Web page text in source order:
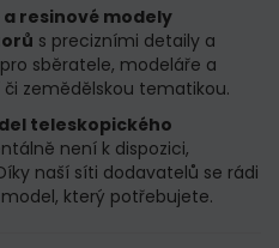
resinové modely
s precizními detaily a
sběratele, modeláře a
zemědělskou tematikou.
teleskopického
není k dispozici,
naší síti dodavatelů se rádi
který potřebujete.